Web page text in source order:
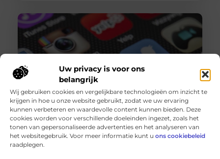
Uw privacy is voor ons
belangrijk
Wij gebruiken cookies en vergelijkbare technologieën om inzicht te
krijgen in hoe u onze website gebruikt, zodat we uw ervaring
kunnen verbeteren en waardevolle content kunnen bieden. Deze
cookies worden voor verschillende doeleinden ingezet, zoals het
tonen van gepersonaliseerde advertenties en het analyseren van
het websitegebruik. Voor meer informatie kunt u ons cookiebeleid
raadplegen.
Instagram volgers kopen: Tips voor succes
Goed artikel? Deel hem dan op: Share on X (Twitter)
Share on Facebook Share on Pinterest Share on
LinkedIn Share